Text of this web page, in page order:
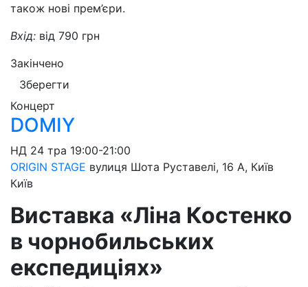
також нові прем’єри.
Вхід: від 790 грн
Закінчено
Зберегти
Концерт
DOMIY
НД 24 тра 19:00-21:00
ORIGIN STAGE вулиця Шота Руставелі, 16 A, Київ
Київ
Виставка «Ліна Костенко
в чорнобильських
експедиціях»